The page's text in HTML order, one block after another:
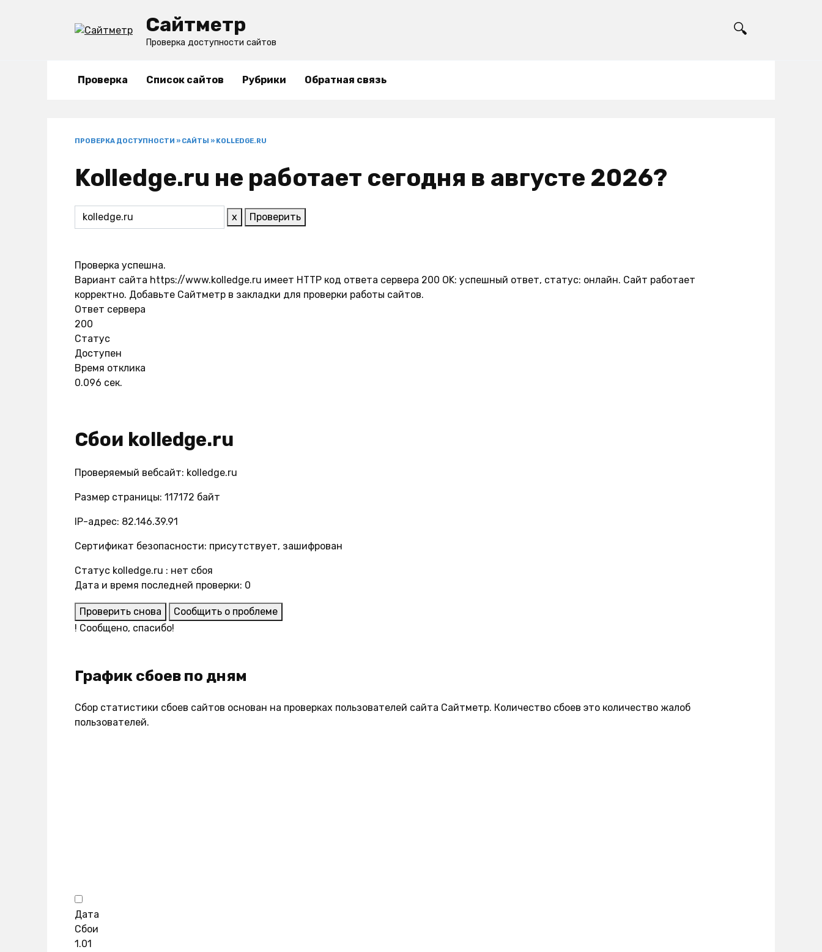
Сайтметр
Проверка доступности сайтов
Проверка Список сайтов Рубрики Обратная связь
ПРОВЕРКА ДОСТУПНОСТИ » САЙТЫ » KOLLEDGE.RU
Kolledge.ru не работает сегодня в августе 2026?
x Проверить
Проверка успешна.
Вариант сайта https://www.kolledge.ru имеет HTTP код ответа сервера 200 OK: успешный ответ, статус: онлайн. Сайт работает
корректно. Добавьте Сайтметр в закладки для проверки работы сайтов.
Ответ сервера
200
Статус
Доступен
Время отклика
0.096 сек.
Сбои kolledge.ru
Проверяемый вебсайт: kolledge.ru
Размер страницы: 117172 байт
IP-адрес: 82.146.39.91
Сертификат безопасности: присутствует, зашифрован
Статус kolledge.ru : нет сбоя
Дата и время последней проверки: 0
Проверить снова
Сообщить о проблеме
! Сообщено, спасибо!
График сбоев по дням
Сбор статистики сбоев сайтов основан на проверках пользователей сайта Сайтметр. Количество сбоев это количество жалоб
пользователей.
Дата
Сбои
1.01